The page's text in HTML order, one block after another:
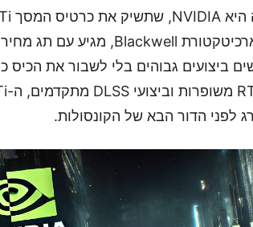
ביצועים גבוהים בלי לשבור את הכיס
לפני הדור הבא של הקונסולות.